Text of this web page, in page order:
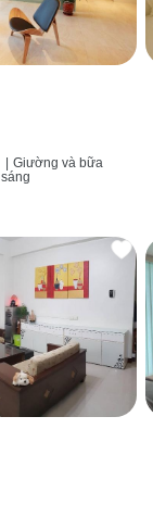
| Giường và bữa
sáng